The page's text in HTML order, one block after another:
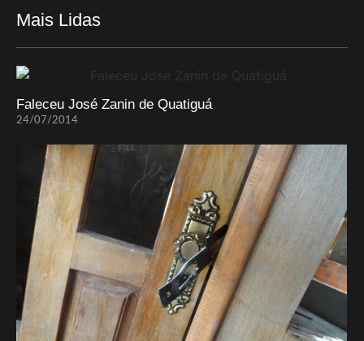
Mais Lidas
Faleceu José Zanin de Quatiguá
24/07/2014